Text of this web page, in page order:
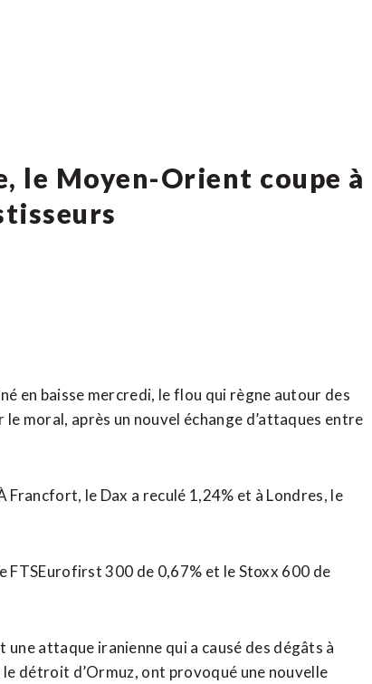
le Moyen-Orient coupe à
en baisse mercredi, le flou qui règne autour des
moral, après un nouvel échange d’attaques entre
le Dax a reculé 1,24% et à Londres, le
FTSEurofirst 300 de 0,67% et le Stoxx 600 de
attaque iranienne qui a causé des dégâts à
détroit d’Ormuz, ont provoqué une nouvelle